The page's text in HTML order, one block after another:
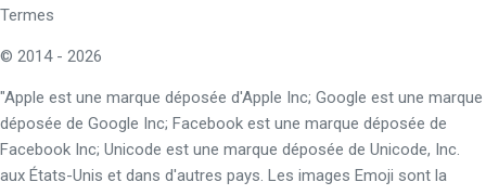
Termes
© 2014 - 2026
"Apple est une marque déposée d'Apple Inc; Google est une marque
déposée de Google Inc; Facebook est une marque déposée de
Facebook Inc; Unicode est une marque déposée de Unicode, Inc.
aux États-Unis et dans d'autres pays. Les images Emoji sont la